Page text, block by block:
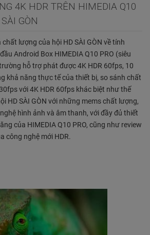
4K HDR TRÊN HIMEDIA Q10
GÒN
lượng của hội HD SÀI GÒN về tính
Android Box HIMEDIA Q10 PRO (siêu
hỗ trợ phát được 4K HDR 60fps, 10
khả năng thực tế của thiết bị, so sánh chất
với 4K HDR 60fps khác biệt như thế
HD SÀI GÒN với những mems chất lượng,
hình ảnh và âm thanh, với đầy đủ thiết
của HIMEDIA Q10 PRO, cũng như review
công nghệ mới HDR.